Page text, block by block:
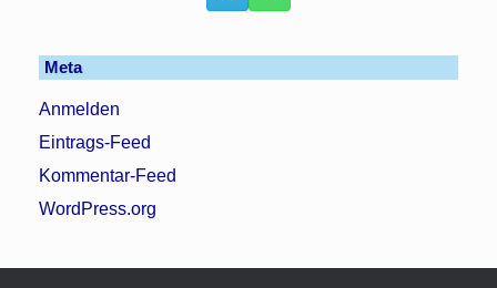
Meta
Anmelden
Eintrags-Feed
Kommentar-Feed
WordPress.org